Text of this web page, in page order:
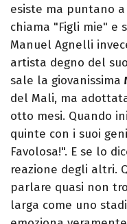
esiste ma puntano
chiama "Figli mie" e
Manuel Agnelli
artista degno del
sale la giovanissima
del Mali, ma
otto mesi. Quando
quinte con i suoi
Favolosa!". E se lo
reazione degli altri.
parlare quasi non
larga come uno